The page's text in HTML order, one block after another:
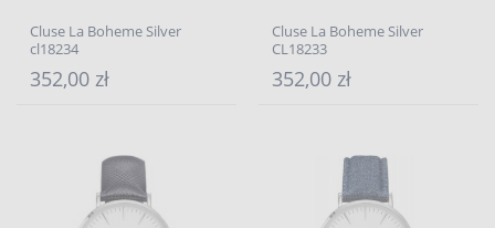
Cluse La Boheme Silver
cl18234
352,00 zł
Cluse La Boheme Silver
CL18233
352,00 zł